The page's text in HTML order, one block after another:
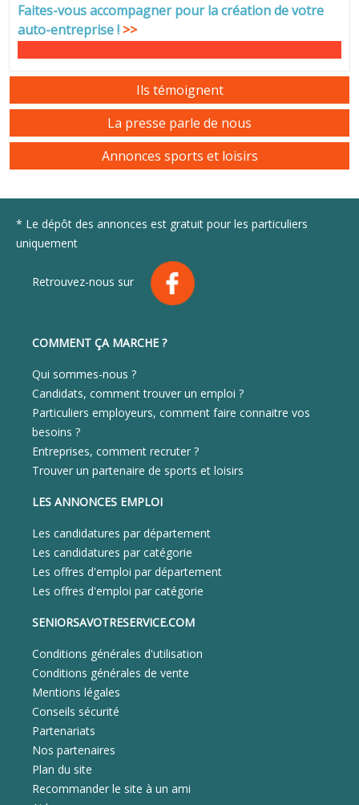
Faites-vous accompagner pour la création de votre
auto-entreprise! >>
Ils témoignent
La presse parle de nous
Annonces sports et loisirs
* Le dépôt des annonces est gratuit pour les particuliers
uniquement
Retrouvez-nous sur
COMMENT ÇA MARCHE ?
Qui sommes-nous ?
Candidats, comment trouver un emploi ?
Particuliers employeurs, comment faire connaitre vos
besoins ?
Entreprises, comment recruter ?
Trouver un partenaire de sports et loisirs
LES ANNONCES EMPLOI
Les candidatures par département
Les candidatures par catégorie
Les offres d'emploi par département
Les offres d'emploi par catégorie
SENIORSAVOTRESERVICE.COM
Conditions générales d'utilisation
Conditions générales de vente
Mentions légales
Conseils sécurité
Partenariats
Nos partenaires
Plan du site
Recommander le site à un ami